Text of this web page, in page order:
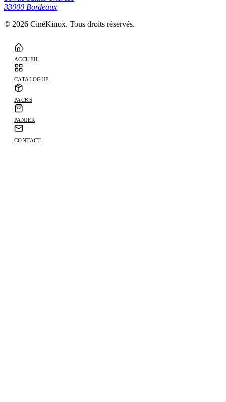
33000 Bordeaux
© 2026 CinéKinox. Tous droits réservés.
ACCUEIL
CATALOGUE
PACKS
PANIER
CONTACT